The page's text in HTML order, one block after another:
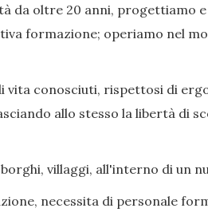
da oltre 20 anni, progettiamo
formazione; operiamo nel
conosciuti, rispettosi di
allo stesso la libertà di
villaggi, all'interno di un
necessita di personale